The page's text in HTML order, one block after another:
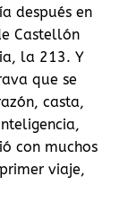
después en
Castellón
la 213. Y
que se
casta,
con muchos
viaje,